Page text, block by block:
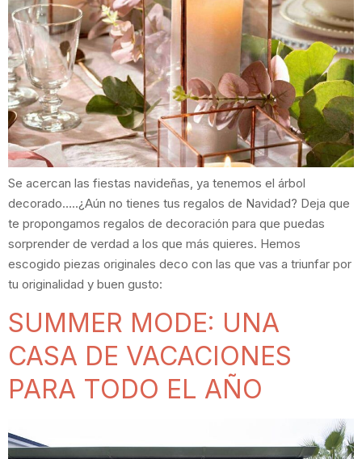
Se acercan las fiestas navideñas, ya tenemos el árbol
decorado…..¿Aún no tienes tus regalos de Navidad? Deja que
te propongamos regalos de decoración para que puedas
sorprender de verdad a los que más quieres. Hemos
escogido piezas originales deco con las que vas a triunfar por
tu originalidad y buen gusto:
SUMMER MODE: UNA
CASA DE VACACIONES
PARA TODO EL AÑO